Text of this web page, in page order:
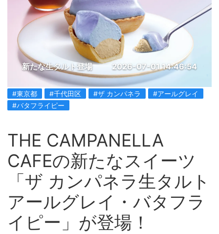
新たな生タルト登場 2026-07-01 14:46:54
#東京都 #千代田区 #ザ カンパネラ
#アールグレイ
#バタフライピー
THE CAMPANELLA
CAFEの新たなスイーツ
「ザ カンパネラ生タルト
アールグレイ・バタフラ
イピー」が登場！